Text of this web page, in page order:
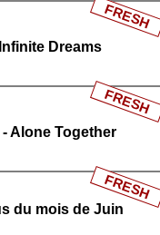
Dreams
FRESH
- Alone Together
FRESH
du mois de Juin
FRESH